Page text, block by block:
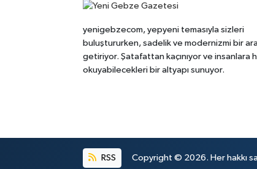
yenigebzecom, yepyeni temasıyla sizleri
buluştururken, sadelik ve modernizmi bir
getiriyor. Şatafattan kaçınıyor ve insanlara
okuyabilecekleri bir altyapı sunuyor.
RSS Copyright © 2026. Her hakkı